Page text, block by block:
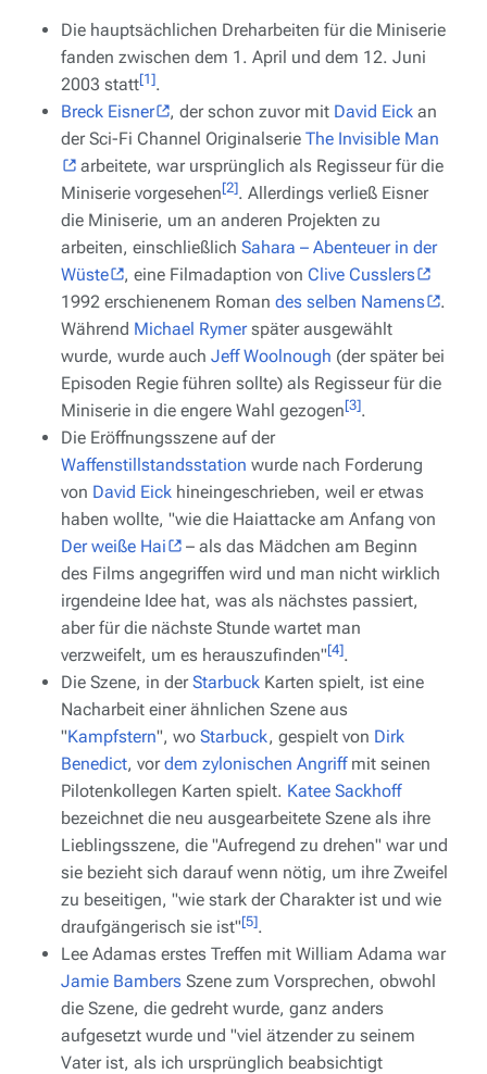
Die hauptsächlichen Dreharbeiten für die Miniserie
fanden zwischen dem 1. April und dem 12. Juni
2003 statt[1].
Breck Eisner
, der schon zuvor mit David Eick an
der Sci-Fi Channel Originalserie The Invisible Man
arbeitete, war ursprünglich als Regisseur für die
Miniserie vorgesehen[2]. Allerdings verließ Eisner
die Miniserie, um an anderen Projekten zu
arbeiten, einschließlich Sahara – Abenteuer in der
Wüste
, eine Filmadaption von Clive Cusslers
1992 erschienenem Roman des selben Namens
.
Während Michael Rymerspäter ausgewählt
wurde, wurde auch Jeff Woolnough (der später bei
Episoden Regie führen sollte) als Regisseur für die
Miniserie in die engere Wahl gezogen[3].
Die Eröffnungsszene auf der
Waffenstillstandsstation wurde nach Forderung
von David Eick hineingeschrieben, weil er etwas
haben wollte, "wie die Haiattacke am Anfang von
Der weiße Hai
– als das Mädchen am Beginn
des Films angegriffen wird und man nicht wirklich
irgendeine Idee hat, was als nächstes passiert,
aber für die nächste Stunde wartet man
verzweifelt, um es herauszufinden"[4].
Die Szene, in derStarbuck Karten spielt, ist eine
Nacharbeit einer ähnlichen Szene aus
"Kampfstern", wo Starbuck, gespielt von Dirk
Benedict, vordem zylonischen Angriffmit seinen
Pilotenkollegen Karten spielt. Katee Sackhoff
bezeichnet die neu ausgearbeitete Szene als ihre
Lieblingsszene, die "Aufregend zu drehen" war und
sie bezieht sich darauf wenn nötig, um ihre Zweifel
zu beseitigen, "wie stark der Charakter ist und wie
draufgängerisch sie ist"[5].
Lee Adamas erstes Treffen mit William Adama war
Jamie Bambers Szene zum Vorsprechen, obwohl
die Szene, die gedreht wurde, ganz anders
aufgesetzt wurde und "viel ätzender zu seinem
Vater ist, als ich ursprünglich beabsichtigt